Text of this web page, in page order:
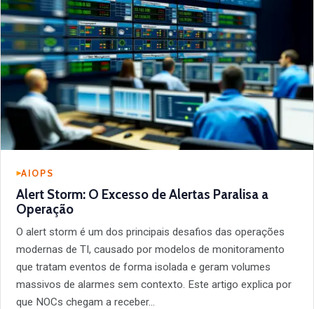
AIOPS
Alert Storm: O Excesso de Alertas Paralisa a
Operação
O alert storm é um dos principais desafios das operações
modernas de TI, causado por modelos de monitoramento
que tratam eventos de forma isolada e geram volumes
massivos de alarmes sem contexto. Este artigo explica por
que NOCs chegam a receber…